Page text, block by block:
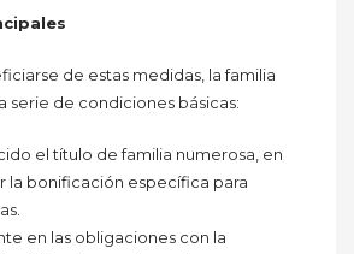
de estas medidas, la familia
serie de condiciones básicas:
el título de familia numerosa, en
la bonificación específica para
en las obligaciones con la